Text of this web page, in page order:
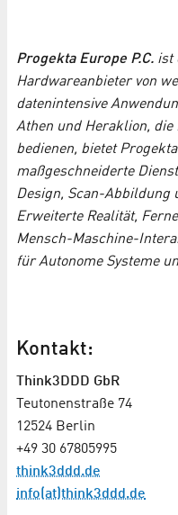
Progekta Europe P.C. ist
Hardwareanbieter von
datenintensive
Athen und Heraklion, die
bedienen, bietet
maßgeschneiderte
Design, Scan-Abbildung
Erweiterte Realität,
Mensch-Maschine-
für Autonome Systeme
Kontakt:
Think3DDD GbR
Teutonenstraße 74
12524 Berlin
+49 30 67805995
think3ddd.de
info(at)think3ddd.de